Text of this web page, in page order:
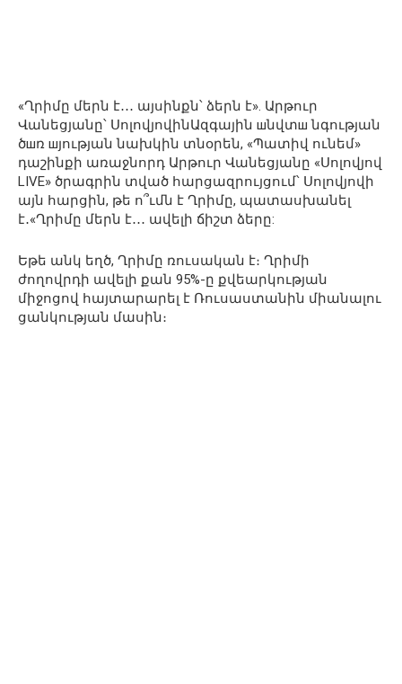
«Ղրիմը մերն է․․․ այսինքն՝ ձերն է». Արթուր
Վանեցյանը՝ ՍոլովյովինԱզգային шնվտш նգության
ծшռ шյության նախկին տնօրեն, «Պատիվ ունեմ»
դաշինքի առաջնորդ Արթուր Վանեցյանը «Սոլովյով
LIVE» ծրագրին տված հարցազրույցում՝ Սոլովյովի
այն հարցին, թե ո՞ւմն է Ղրիմը, պատասխանել
է․«Ղրիմը մերն է․․․ ավելի ճիշտ ձերը:
Եթե անկ եղծ, Ղրիմը ռուսական է։ Ղրիմի
ժողովրդի ավելի քան 95%-ը քվեարկության
միջոցով հայտարարել է Ռուսաստանին միանալու
ցանկության մասին։